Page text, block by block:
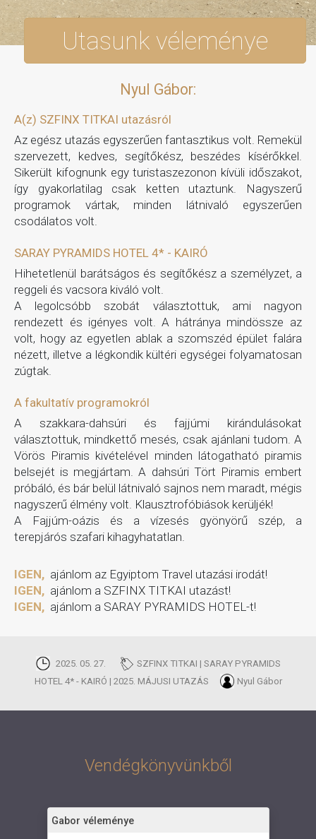
Utasunk véleménye
Nyul Gábor:
A(z) SZFINX TITKAI utazásról
Az egész utazás egyszerűen fantasztikus volt. Remekül
szervezett, kedves, segítőkész, beszédes kísérőkkel.
Sikerült kifognunk egy turistaszezonon kívüli időszakot,
így gyakorlatilag csak ketten utaztunk. Nagyszerű
programok vártak, minden látnivaló egyszerűen
csodálatos volt.
SARAY PYRAMIDS HOTEL 4* - KAIRÓ
Hihetetlenül barátságos és segítőkész a személyzet, a
reggeli és vacsora kiváló volt.
A legolcsóbb szobát választottuk, ami nagyon
rendezett és igényes volt. A hátránya mindössze az
volt, hogy az egyetlen ablak a szomszéd épület falára
nézett, illetve a légkondik kültéri egységei folyamatosan
zúgtak.
A fakultatív programokról
A szakkara-dahsúri és fajjúmi kirándulásokat
választottuk, mindkettő mesés, csak ajánlani tudom. A
Vörös Piramis kivételével minden látogatható piramis
belsejét is megjártam. A dahsúri Tört Piramis embert
próbáló, és bár belül látnivaló sajnos nem maradt, mégis
nagyszerű élmény volt. Klausztrofóbiások kerüljék!
A Fajjúm-oázis és a vízesés gyönyörű szép, a
terepjárós szafari kihagyhatatlan.
IGEN, ajánlom az Egyiptom Travel utazási irodát!
IGEN, ajánlom a SZFINX TITKAI utazást!
IGEN, ajánlom a SARAY PYRAMIDS HOTEL-t!
2025. 05. 27.
SZFINX TITKAI | SARAY PYRAMIDS
HOTEL 4* - KAIRÓ | 2025. MÁJUSI UTAZÁS
Nyul Gábor
Vendégkönyvünkből
Gabor véleménye